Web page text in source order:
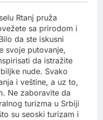
Rtanj pruža
sa prirodom i
da ste iskusni
svoje putovanje,
da istražite
nude. Svako
i veštine, a uz to,
Ne zaboravite da
turizma u Srbiji
su seoski turizam i